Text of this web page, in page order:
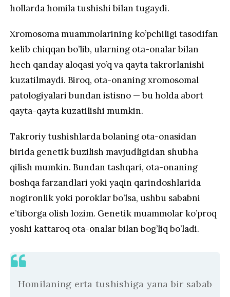
hollarda homila tushishi bilan tugaydi.
Xromosoma muammolarining ko’pchiligi tasodifan
kelib chiqqan bo’lib, ularning ota-onalar bilan
hech qanday aloqasi yo’q va qayta takrorlanishi
kuzatilmaydi. Biroq, ota-onaning xromosomal
patologiyalari bundan istisno — bu holda abort
qayta-qayta kuzatilishi mumkin.
Takroriy tushishlarda bolaning ota-onasidan
birida genetik buzilish mavjudligidan shubha
qilish mumkin. Bundan tashqari, ota-onaning
boshqa farzandlari yoki yaqin qarindoshlarida
nogironlik yoki poroklar bo’lsa, ushbu sababni
e’tiborga olish lozim. Genetik muammolar ko’proq
yoshi kattaroq ota-onalar bilan bog’liq bo’ladi.
Homilaning erta tushishiga yana bir sabab